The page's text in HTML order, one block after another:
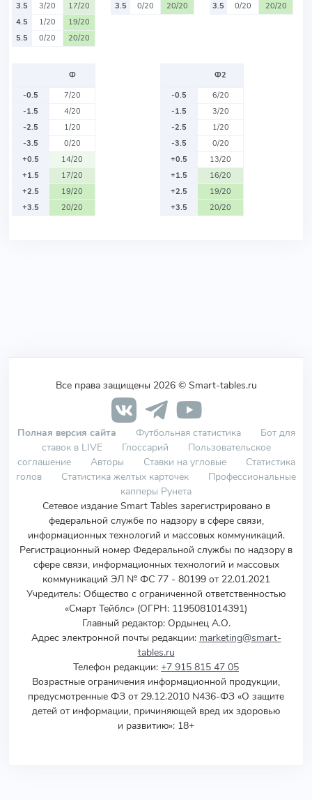
3.5
3/20
17/20
4.5
1/20
19/20
5.5
0/20 20/20
3.5
0/20 20/20
3.5
0/20 20/20
Ф
-0.5
7/20
-1.5
4/20
-2.5
1/20
-3.5
0/20
+0.5
14/20
+1.5
17/20
+2.5
19/20
+3.5
20/20
Ф2
-0.5
6/20
-1.5
3/20
-2.5
1/20
-3.5
0/20
+0.5
13/20
+1.5
16/20
+2.5
19/20
+3.5
20/20
Все права защищены 2026 © Smart-tables.ru
Полная версия сайта Футбольная статистика
Бот для
ставок в LIVE
Глоссарий
Пользовательское
соглашение
Авторы Ставки на угловые
Статистика
голов
Статистика желтых карточек
Профессиональные
капперы Рунета
Сетевое издание Smart Tables зарегистрировано в
федеральной службе по надзору в сфере связи,
информационных технологий и массовых коммуникаций.
Регистрационный номер Федеральной службы по надзору в
сфере связи, информационных технологий и массовых
коммуникаций ЭЛ № ФС 77 - 80199 от 22.01.2021
Учредитель: Общество с ограниченной ответственностью
«Смарт Тейблс» (ОГРН: 1195081014391)
Главный редактор: Ордынец А.О.
Адрес электронной почты редакции: marketing@smart-
tables.ru
Телефон редакции: +7 915 815 47 05
Возрастные ограничения информационной продукции,
предусмотренные ФЗ от 29.12.2010 N436-ФЗ «О защите
детей от информации, причиняющей вред их здоровью
и развитию»: 18+